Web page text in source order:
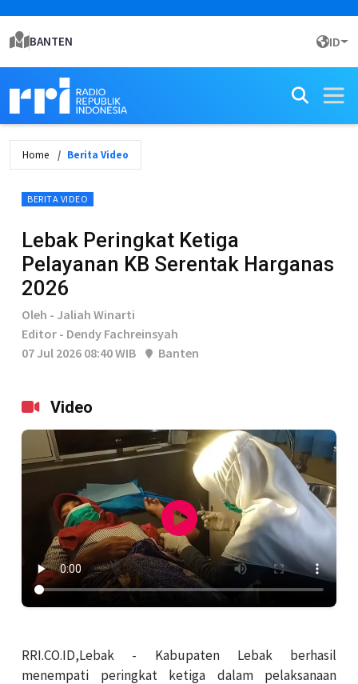
BANTEN ID
Home Berita Video
BERITA VIDEO
Lebak Peringkat Ketiga
Pelayanan KB Serentak Harganas
2026
Oleh - Jaliah Winarti
Editor - Dendy Fachreinsyah
07 Jul 2026 08:40 WIB
Banten
Video
RRI.CO.ID,Lebak - Kabupaten Lebak berhasil
menempati peringkat ketiga dalam pelaksanaan